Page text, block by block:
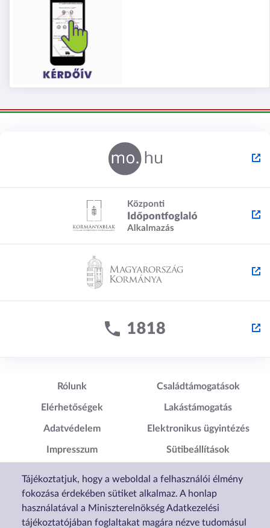
Tájékoztatjuk, hogy a weboldal a felhasználói élmény
fokozása érdekében sütiket alkalmaz. A honlap
használatával a Miniszterelnökség Adatkezelési
tájékoztatójában foglaltakat magára nézve tudomásul
Lábléc1
Rólunk
Elérhetőségek
Adatvédelem
Impresszum
Nyilatkozat
Lábléc2
Családtámogatások
Lakástámogatás
Elektronikus ügyintézés
Sütibeállítások